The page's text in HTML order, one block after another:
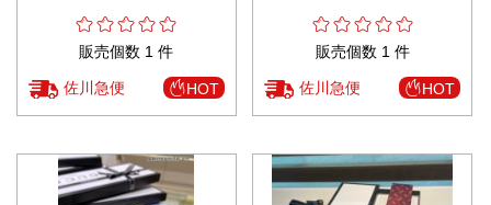
販売個数 1 件
佐川急便 HOT
販売個数 1 件
佐川急便 HOT